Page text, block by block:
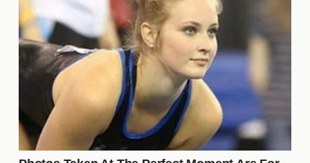
oficialmente. Sin embargo, se rumorea que ambos
clubes están considerando a varias estrellas que
podrían tener un impacto significativo en sus
respectivas plantillas. Este tipo de movimientos
suele generar mucha especulación, y los
aficionados están atentos a cualquier anuncio que
pueda surgir en los próximos días.